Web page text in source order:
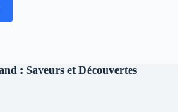
: Saveurs et Découvertes